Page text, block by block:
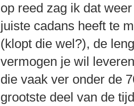
op reed zag ik dat
juiste cadans heeft te
(klopt die wel?), de
vermogen je wil
die vaak ver onder de
grootste deel van de